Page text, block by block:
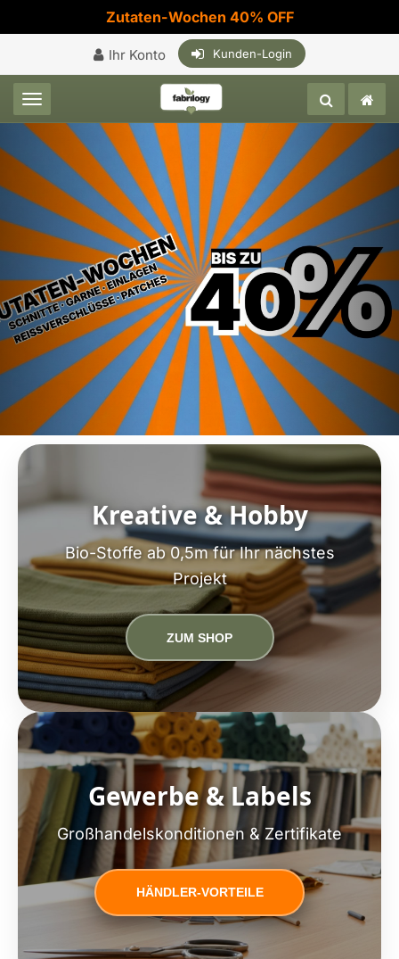
Zutaten-Wochen 40% OFF
Ihr Konto Kunden-Login
Toggle navigation
Kreative & Hobby
Bio-Stoffe ab 0,5m für Ihr nächstes
Projekt
ZUM SHOP
Gewerbe & Labels
Großhandelskonditionen & Zertifikate
HÄNDLER-VORTEILE